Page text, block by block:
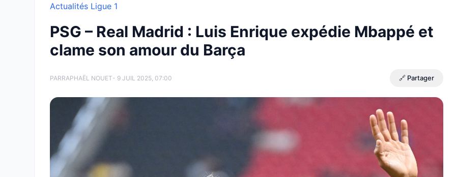
Actualités Ligue 1
PSG – Real Madrid : Luis Enrique expédie Mbappé et
clame son amour du Barça
PARRAPHAËL NOUET- 9 JUIL 2025, 07:00 🔗 Partager